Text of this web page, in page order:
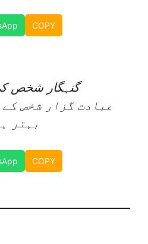
COPY
گنہگار شخص
عبادت گزار شخص
بہتر
COPY